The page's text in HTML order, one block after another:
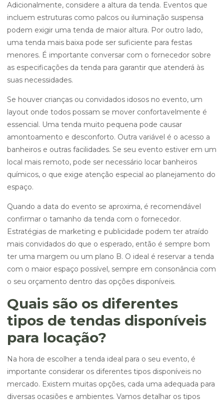
Adicionalmente, considere a altura da tenda. Eventos que
incluem estruturas como palcos ou iluminação suspensa
podem exigir uma tenda de maior altura. Por outro lado,
uma tenda mais baixa pode ser suficiente para festas
menores. É importante conversar com o fornecedor sobre
as especificações da tenda para garantir que atenderá às
suas necessidades.
Se houver crianças ou convidados idosos no evento, um
layout onde todos possam se mover confortavelmente é
essencial. Uma tenda muito pequena pode causar
amontoamento e desconforto. Outra variável é o acesso a
banheiros e outras facilidades. Se seu evento estiver em um
local mais remoto, pode ser necessário locar banheiros
químicos, o que exige atenção especial ao planejamento do
espaço.
Quando a data do evento se aproxima, é recomendável
confirmar o tamanho da tenda com o fornecedor.
Estratégias de marketing e publicidade podem ter atraído
mais convidados do que o esperado, então é sempre bom
ter uma margem ou um plano B. O ideal é reservar a tenda
com o maior espaço possível, sempre em consonância com
o seu orçamento dentro das opções disponíveis.
Quais são os diferentes
tipos de tendas disponíveis
para locação?
Na hora de escolher a tenda ideal para o seu evento, é
importante considerar os diferentes tipos disponíveis no
mercado. Existem muitas opções, cada uma adequada para
diversas ocasiões e ambientes. Vamos detalhar os tipos